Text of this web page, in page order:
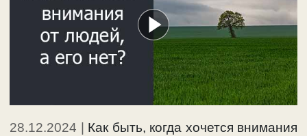
28.12.2024
Как быть, когда хочется внимания